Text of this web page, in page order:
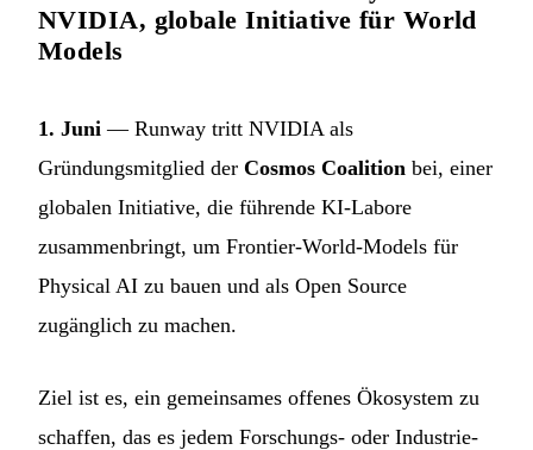
NVIDIA, globale Initiative für World
Models
1. Juni — Runway tritt NVIDIA als
Gründungsmitglied der Cosmos Coalition bei, einer
globalen Initiative, die führende KI-Labore
zusammenbringt, um Frontier-World-Models für
Physical AI zu bauen und als Open Source
zugänglich zu machen.
Ziel ist es, ein gemeinsames offenes Ökosystem zu
schaffen, das es jedem Forschungs- oder Industrie-